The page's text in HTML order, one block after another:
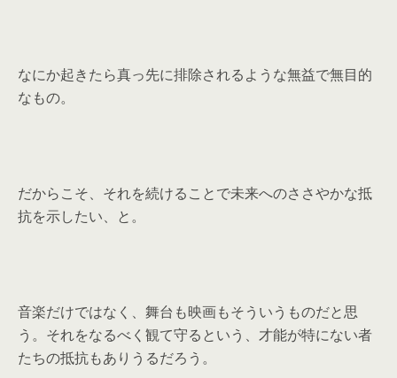
なにか起きたら真っ先に排除されるような無益で無目的
なもの。
だからこそ、それを続けることで未来へのささやかな抵
抗を示したい、と。
音楽だけではなく、舞台も映画もそういうものだと思
う。それをなるべく観て守るという、才能が特にない者
たちの抵抗もありうるだろう。